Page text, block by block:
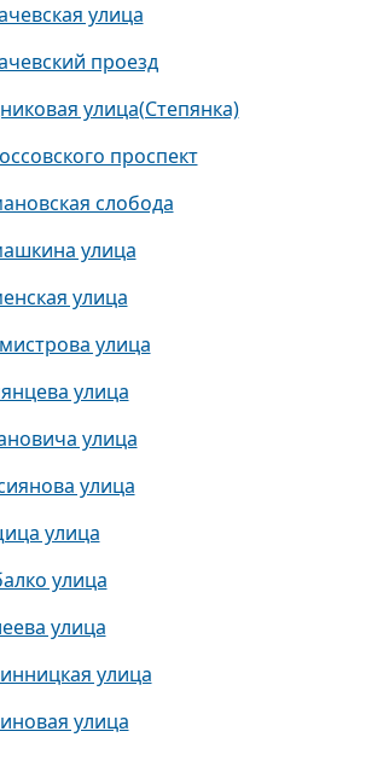
улица
проезд
улица(Степянка)
проспект
слобода
улица
улица
улица
улица
улица
улица
улица
улица
улица
улица
улица